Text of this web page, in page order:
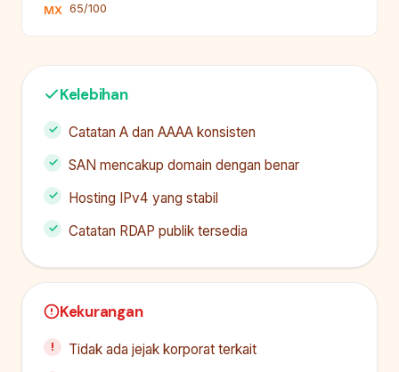
MX 65/100
Kelebihan
Catatan A dan AAAA konsisten
SAN mencakup domain dengan benar
Hosting IPv4 yang stabil
Catatan RDAP publik tersedia
Kekurangan
Tidak ada jejak korporat terkait